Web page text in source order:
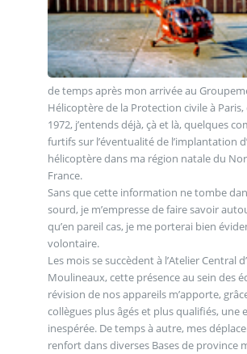
de temps après mon arrivée au
Hélicoptère de la Protection civile à
1972, j’entends déjà, çà et là, quelques
furtifs sur l’éventualité de l’implantation
hélicoptère dans ma région natale du
France.
Sans que cette information ne tombe
sourd, je m’empresse de faire savoir
qu’en pareil cas, je me porterai bien
volontaire.
Les mois se succèdent à l’Atelier Central
Moulineaux, cette présence au sein des
révision de nos appareils m’apporte,
collègues plus âgés et plus qualifiés, une
inespérée. De temps à autre, mes
renfort dans diverses Bases de province